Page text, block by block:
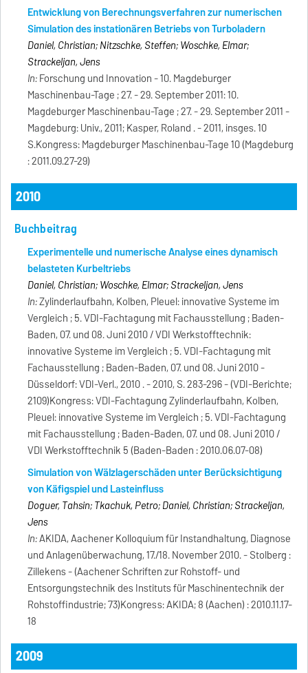
Entwicklung von Berechnungsverfahren zur numerischen
Simulation des instationären Betriebs von Turboladern
Daniel, Christian; Nitzschke, Steffen; Woschke, Elmar;
Strackeljan, Jens
In:Forschung und Innovation - 10. Magdeburger
Maschinenbau-Tage ; 27. - 29. September 2011: 10.
Magdeburger Maschinenbau-Tage ; 27. - 29. September 2011 -
Magdeburg: Univ., 2011; Kasper, Roland . - 2011, insges. 10
S.Kongress: Magdeburger Maschinenbau-Tage 10 (Magdeburg
: 2011.09.27-29)
2010
Buchbeitrag
Experimentelle und numerische Analyse eines dynamisch
belasteten Kurbeltriebs
Daniel, Christian; Woschke, Elmar; Strackeljan, Jens
In:Zylinderlaufbahn, Kolben, Pleuel: innovative Systeme im
Vergleich ; 5. VDI-Fachtagung mit Fachausstellung ; Baden-
Baden, 07. und 08. Juni 2010 / VDI Werkstofftechnik:
innovative Systeme im Vergleich ; 5. VDI-Fachtagung mit
Fachausstellung ; Baden-Baden, 07. und 08. Juni 2010 -
Düsseldorf: VDI-Verl., 2010 . - 2010, S. 283-296 - (VDI-Berichte;
2109)Kongress: VDI-Fachtagung Zylinderlaufbahn, Kolben,
Pleuel: innovative Systeme im Vergleich ; 5. VDI-Fachtagung
mit Fachausstellung ; Baden-Baden, 07. und 08. Juni 2010 /
VDI Werkstofftechnik 5 (Baden-Baden : 2010.06.07-08)
Simulation von Wälzlagerschäden unter Berücksichtigung
von Käfigspiel und Lasteinfluss
Doguer, Tahsin; Tkachuk, Petro; Daniel, Christian; Strackeljan,
Jens
In:AKIDA, Aachener Kolloquium für Instandhaltung, Diagnose
und Anlagenüberwachung, 17./18. November 2010. - Stolberg :
Zillekens - (Aachener Schriften zur Rohstoff- und
Entsorgungstechnik des Instituts für Maschinentechnik der
Rohstoffindustrie; 73)Kongress: AKIDA; 8 (Aachen) : 2010.11.17-
18
2009